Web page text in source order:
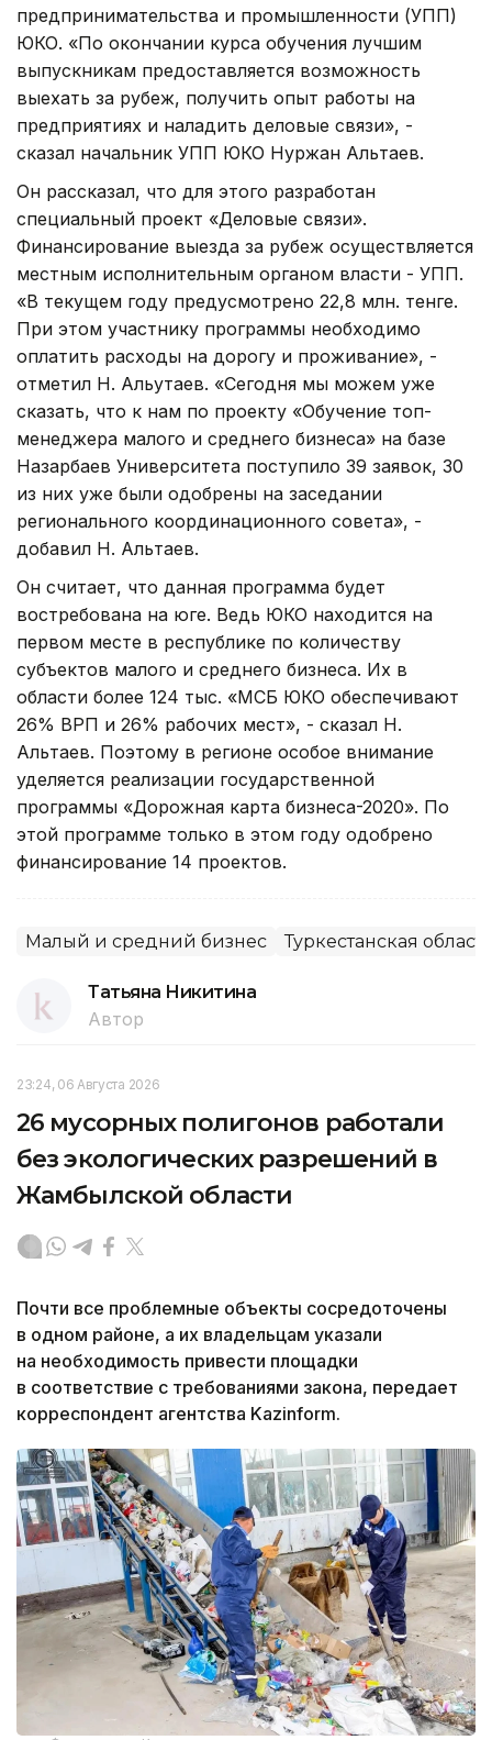
предпринимательства и промышленности (УПП)
ЮКО. «По окончании курса обучения лучшим
выпускникам предоставляется возможность
выехать за рубеж, получить опыт работы на
предприятиях и наладить деловые связи», -
сказал начальник УПП ЮКО Нуржан Альтаев.
Он рассказал, что для этого разработан
специальный проект «Деловые связи».
Финансирование выезда за рубеж осуществляется
местным исполнительным органом власти - УПП.
«В текущем году предусмотрено 22,8 млн. тенге.
При этом участнику программы необходимо
оплатить расходы на дорогу и проживание», -
отметил Н. Альутаев. «Сегодня мы можем уже
сказать, что к нам по проекту «Обучение топ-
менеджера малого и среднего бизнеса» на базе
Назарбаев Университета поступило 39 заявок, 30
из них уже были одобрены на заседании
регионального координационного совета», -
добавил Н. Альтаев.
Он считает, что данная программа будет
востребована на юге. Ведь ЮКО находится на
первом месте в республике по количеству
субъектов малого и среднего бизнеса. Их в
области более 124 тыс. «МСБ ЮКО обеспечивают
26% ВРП и 26% рабочих мест», - сказал Н.
Альтаев. Поэтому в регионе особое внимание
уделяется реализации государственной
программы «Дорожная карта бизнеса-2020». По
этой программе только в этом году одобрено
финансирование 14 проектов.
Малый и средний бизнес Туркестанская
Татьяна Никитина
Автор
23:24, 06 Августа 2026
26 мусорных полигонов работали
без экологических разрешений в
Жамбылской области
Почти все проблемные объекты сосредоточены
в одном районе, а их владельцам указали
на необходимость привести площадки
в соответствие с требованиями закона, передает
корреспондент агентства Kazinform.